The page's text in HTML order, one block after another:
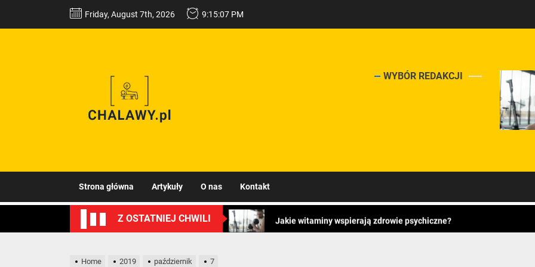
Friday, August 7th, 2026 9:15:07 PM
witaminach
i
WYBÓR REDAKCJI
Strona główna Artykuły O nas Kontakt
Z OSTATNIEJ CHWILI Jakie witaminy wspierają zdrowie psychiczne?
Home 2019 październik 7